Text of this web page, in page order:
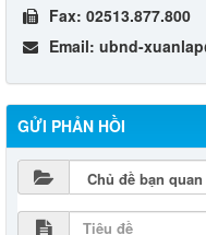
Fax: 02513.877.800
Email: ubnd-
GỬI PHẢN HỒI